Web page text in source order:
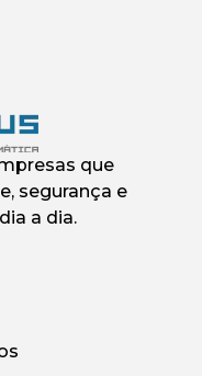
que
segurança e
a dia.